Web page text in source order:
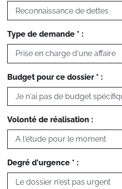
Type de demande * :
Budget pour ce dossier * :
Volonté de réalisation :
Degré d'urgence * :